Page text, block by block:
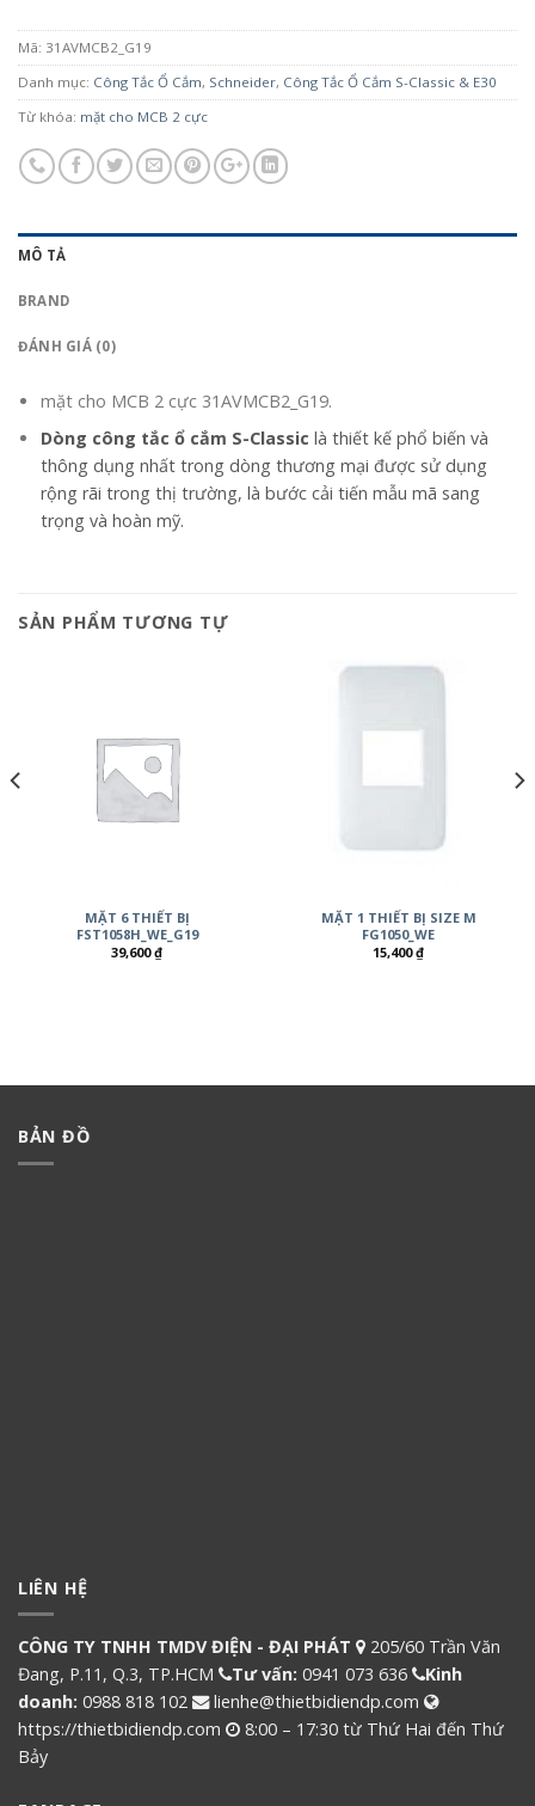
Mã: 31AVMCB2_G19
Danh mục: Công Tắc Ổ Cắm, Schneider, Công Tắc Ổ Cắm S-Classic & E30
Từ khóa: mặt cho MCB 2 cực
MÔ TẢ
BRAND
ĐÁNH GIÁ (0)
mặt cho MCB 2 cực 31AVMCB2_G19.
Dòng công tắc ổ cắm S-Classic là thiết kế phổ biến và
thông dụng nhất trong dòng thương mại được sử dụng
rộng rãi trong thị trường, là bước cải tiến mẫu mã sang
trọng và hoàn mỹ.
SẢN PHẨM TƯƠNG TỰ
MẶT 6 THIẾT BỊ
FST1058H_WE_G19
39,600₫
MẶT 1 THIẾT BỊ SIZE M
FG1050_WE
15,400₫
BẢN ĐỒ
LIÊN HỆ
CÔNG TY TNHH TMDV ĐIỆN - ĐẠI PHÁT
205/60 Trần Văn
Đang, P.11, Q.3, TP.HCM
Tư vấn: 0941 073 636
Kinh
doanh: 0988 818 102
lienhe@thietbidiendp.com
https://thietbidiendp.com
8:00 – 17:30 từ Thứ Hai đến Thứ
Bảy